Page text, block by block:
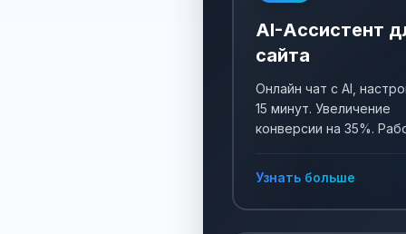
AI-Ассистент
сайта
Онлайн чат с AI,
15 минут. Увеличение
конверсии на 35%.
Узнать больше